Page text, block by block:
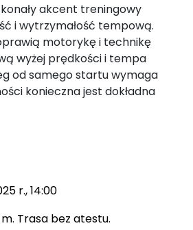
akcent treningowy
i wytrzymałość tempową.
motorykę i technikę
wyżej prędkości i tempa
od samego startu wymaga
konieczna jest dokładna
r., 14:00
Trasa bez atestu.